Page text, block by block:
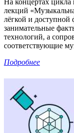
На концертах цикла
лекций
лёгкой и доступной
занимательные
технологий, а
соответствующие
Подробнее